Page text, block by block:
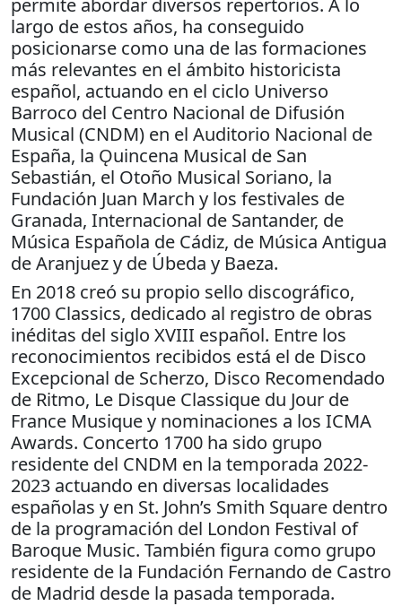
largo de estos años, ha conseguido
posicionarse como una de las formaciones
más relevantes en el ámbito historicista
español, actuando en el ciclo Universo
Barroco del Centro Nacional de Difusión
Musical (CNDM) en el Auditorio Nacional de
España, la Ǫuincena Musical de San
Sebastián, el Otoño Musical Soriano, la
Fundación Juan March y los festivales de
Granada, Internacional de Santander, de
Música Española de Cádiz, de Música Antigua
de Aranjuez y de Úbeda y Baeza.
En 2018 creó su propio sello discográﬁco,
1700 Classics, dedicado al registro de obras
inéditas del siglo XVIII español. Entre los
reconocimientos recibidos está el de Disco
Excepcional de Scherzo, Disco Recomendado
de Ritmo, Le Disque Classique du Jour de
France Musique y nominaciones a los ICMA
Awards. Concerto 1700 ha sido grupo
residente del CNDM en la temporada 2022-
2023 actuando en diversas localidades
españolas y en St. John’s Smith Square dentro
de la programación del London Festival of
Baroque Music. También ﬁgura como grupo
residente de la Fundación Fernando de Castro
de Madrid desde la pasada temporada.